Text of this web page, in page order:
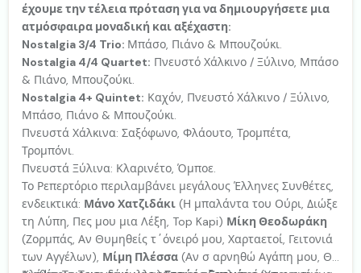
έχουμε την τέλεια πρόταση για να δημιουργήσετε μια
ατμόσφαιρα μοναδική και αξέχαστη:
Nostalgia 3/4 Trio: Μπάσο, Πιάνο & Μπουζούκι.
Nostalgia 4/4 Quartet: Πνευστό Χάλκινο / Ξύλινο, Μπάσο
& Πιάνο, Μπουζούκι.
Nostalgia 4+ Quintet: Καχόν, Πνευστό Χάλκινο / Ξύλινο,
Μπάσο, Πιάνο & Μπουζούκι.
Πνευστά Χάλκινα: Σαξόφωνο, Φλάουτο, Τρομπέτα,
Τρομπόνι.
Πνευστά Ξύλινα: Κλαρινέτο, Όμποε.
Το Ρεπερτόριο περιλαμβάνει μεγάλους Έλληνες Συνθέτες,
ενδεικτικά: Μάνο Χατζιδάκι (Η μπαλάντα του Ούρι, Διώξε
τη Λύπη, Πες μου μια Λέξη, Top Kapi) Μίκη Θεοδωράκη
(Ζορμπάς, Αν Θυμηθείς τ΄όνειρό μου, Χαρταετοί, Γειτονιά
των Αγγέλων), Μίμη Πλέσσα (Αν σ αρνηθώ Αγάπη μου, Θα